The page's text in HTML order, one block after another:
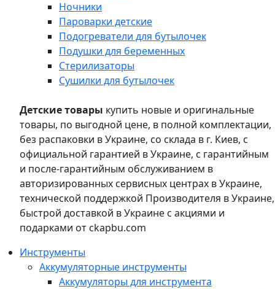
Ночники
Пароварки детские
Подогреватели для бутылочек
Подушки для беременных
Стерилизаторы
Сушилки для бутылочек
Детские товары купить новые и оригинальные
товары, по выгодной цене, в полной комплектации,
без распаковки в Украине, со склада в г. Киев, с
официальной гарантией в Украине, с гарантийным
и после-гарантийным обслуживанием в
авторизированных сервисных центрах в Украине,
технической поддержкой Производителя в Украине,
быстрой доставкой в Украине с акциями и
подарками от ckapbu.com
Инструменты
Аккумуляторные инструменты
Аккумуляторы для инструмента